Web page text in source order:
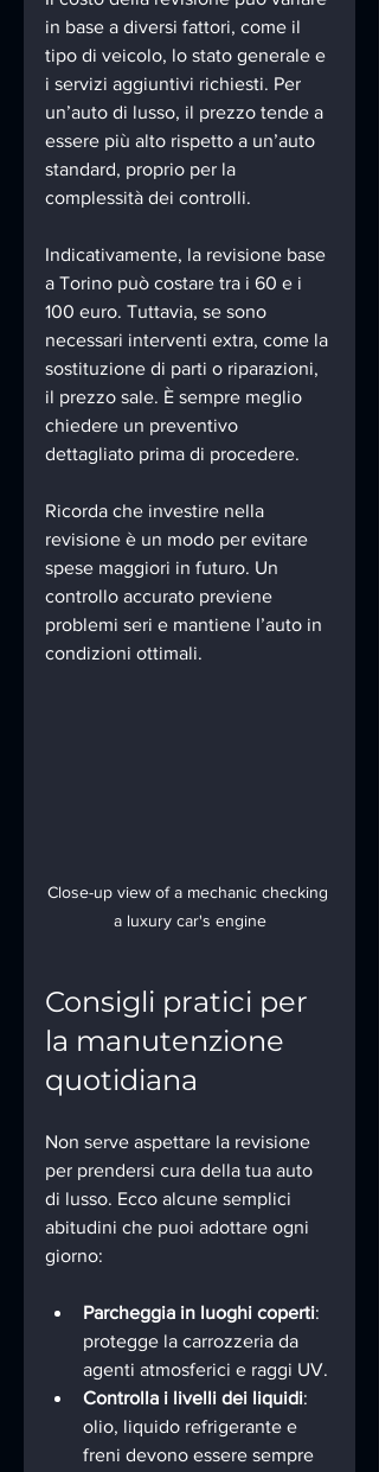
in base a diversi fattori, come il
tipo di veicolo, lo stato generale e
i servizi aggiuntivi richiesti. Per
un’auto di lusso, il prezzo tende a
essere più alto rispetto a un’auto
standard, proprio per la
complessità dei controlli.
Indicativamente, la revisione base
a Torino può costare tra i 60 e i
100 euro. Tuttavia, se sono
necessari interventi extra, come la
sostituzione di parti o riparazioni,
il prezzo sale. È sempre meglio
chiedere un preventivo
dettagliato prima di procedere.
Ricorda che investire nella
revisione è un modo per evitare
spese maggiori in futuro. Un
controllo accurato previene
problemi seri e mantiene l’auto in
condizioni ottimali.
Close-up view of a mechanic checking
a luxury car's engine
Consigli pratici per
la manutenzione
quotidiana
Non serve aspettare la revisione
per prendersi cura della tua auto
di lusso. Ecco alcune semplici
abitudini che puoi adottare ogni
giorno:
Parcheggia in luoghi coperti:
protegge la carrozzeria da
agenti atmosferici e raggi UV.
Controlla i livelli dei liquidi:
olio, liquido refrigerante e
freni devono essere sempre